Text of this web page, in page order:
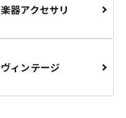
楽器アクセサリ
ヴィンテージ